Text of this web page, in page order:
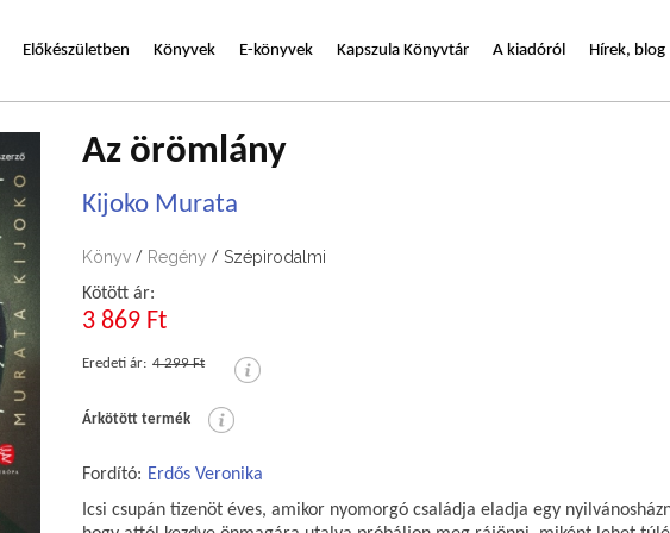
Előkészületben Könyvek E-könyvek Kapszula Könyvtár A kiadóról Hírek, blog
Az örömlány
Kijoko Murata
Könyv / Regény / Szépirodalmi
Kötött ár:
3 869 Ft
Eredeti ár: 4 299 Ft
Árkötött termék
Fordító: Erdős Veronika
Icsi csupán tizenöt éves, amikor nyomorgó családja eladja egy